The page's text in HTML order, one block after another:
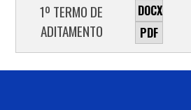
1º TERMO DE
ADITAMENTO
DOCX
PDF